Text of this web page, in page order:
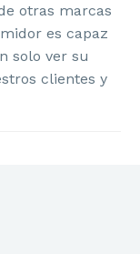
otras marcas
es capaz
solo ver su
clientes y